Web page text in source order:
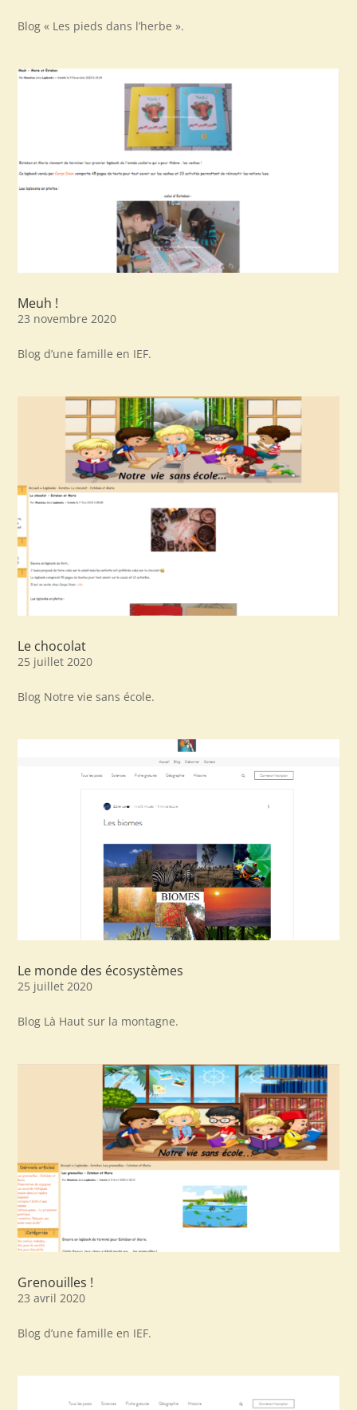
Blog « Les pieds dans l’herbe ».
Meuh !
23 novembre 2020
Blog d’une famille en IEF.
Le chocolat
25 juillet 2020
Blog Notre vie sans école.
Le monde des écosystèmes
25 juillet 2020
Blog Là Haut sur la montagne.
Grenouilles !
23 avril 2020
Blog d’une famille en IEF.